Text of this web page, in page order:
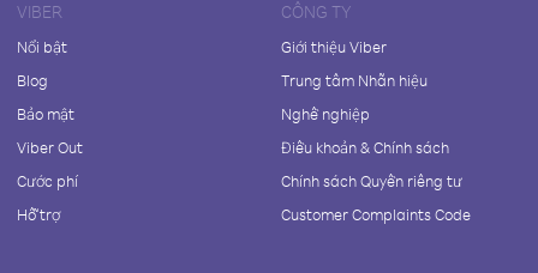
VIBER
Nổi bật
Blog
Bảo mật
Viber Out
Cước phí
Hỗ trợ
CÔNG TY
Giới thiệu Viber
Trung tâm Nhãn hiệu
Nghề nghiệp
Điều khoản & Chính sách
Chính sách Quyền riêng tư
Customer Complaints Code